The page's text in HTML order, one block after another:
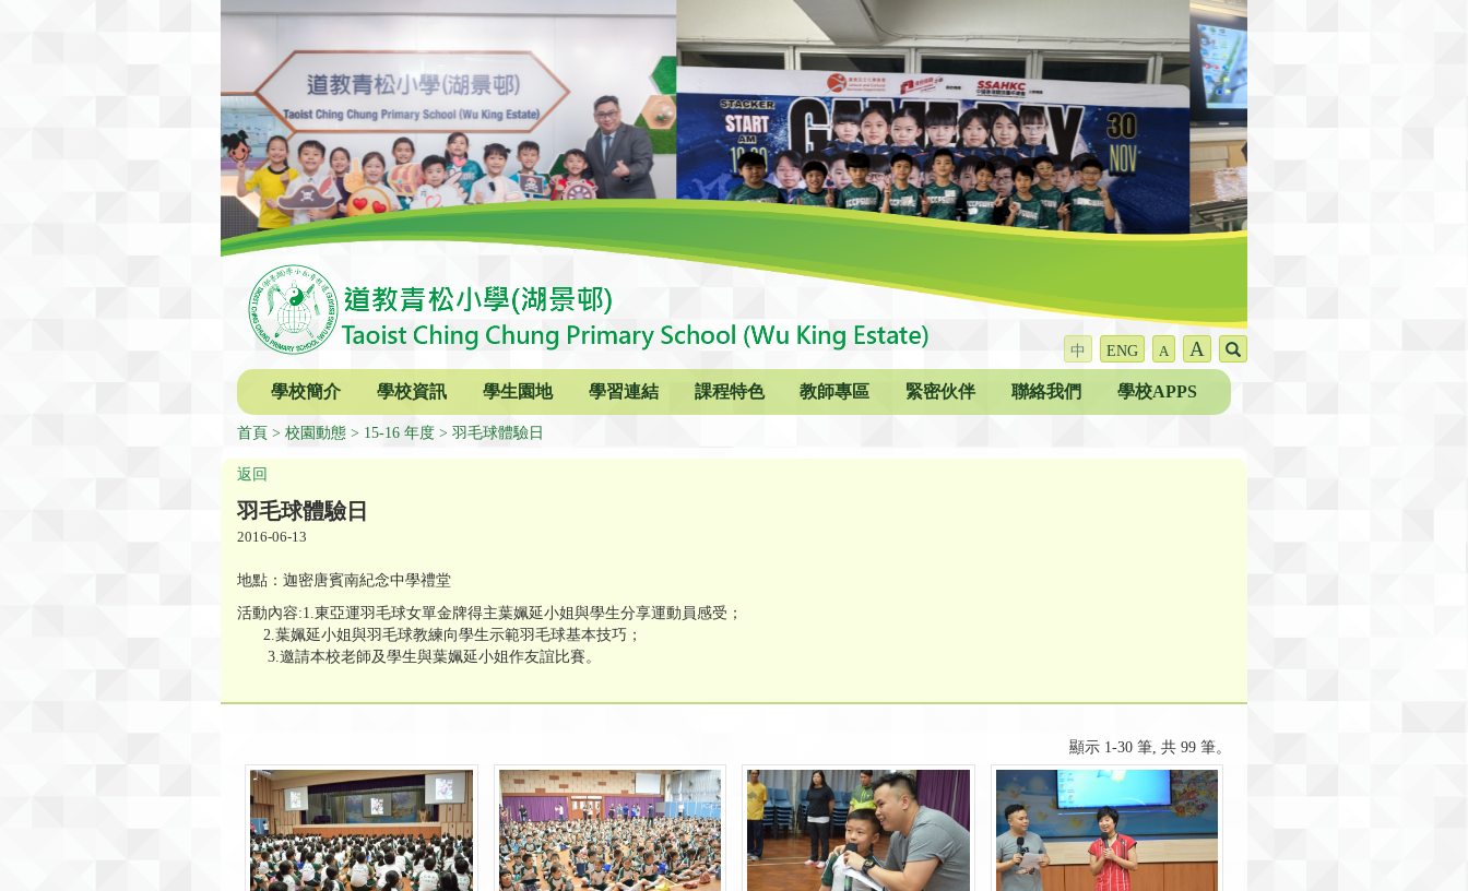
中 ENG A A
學校簡介 學校資訊 學生園地 學習連結 課程特色 教師專區 緊密伙伴 聯絡我們 學校APPS
首頁 校園動態 15-16 年度 羽毛球體驗日
返回
羽毛球體驗日
2016-06-13
地點：迦密唐賓南紀念中學禮堂
活動內容:1.東亞運羽毛球女單金牌得主葉姵延小姐與學生分享運動員感受；
2.葉姵延小姐與羽毛球教練向學生示範羽毛球基本技巧；
3.邀請本校老師及學生與葉姵延小姐作友誼比賽。
顯示 1-30 筆, 共 99 筆。